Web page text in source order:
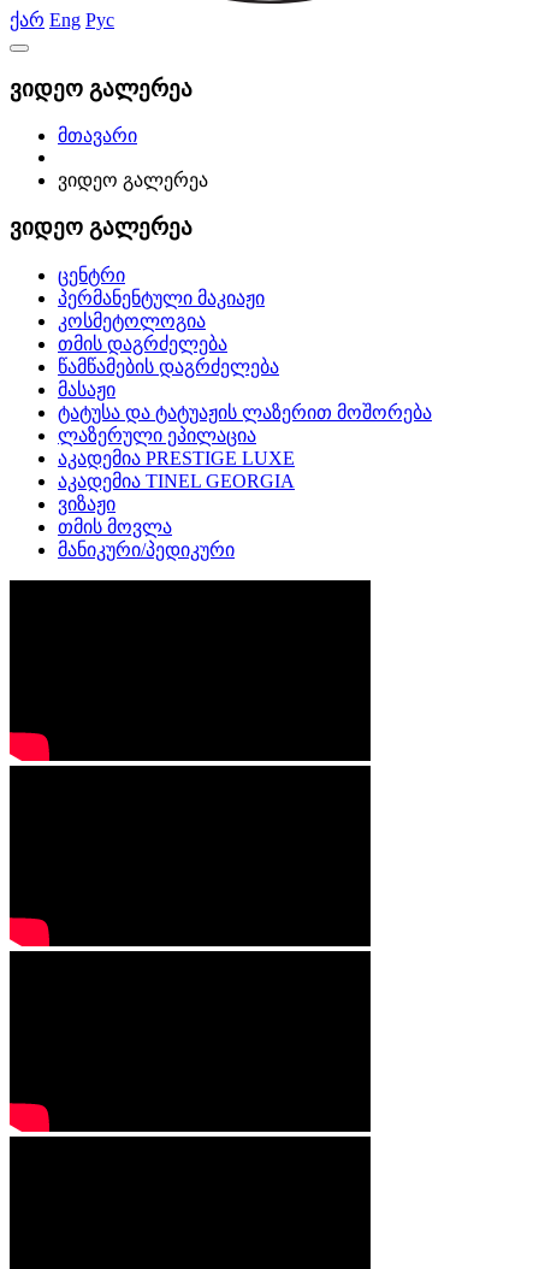
ქარ Eng Рус
ვიდეო გალერეა
მთავარი
ვიდეო გალერეა
ვიდეო გალერეა
ცენტრი
პერმანენტული მაკიაჟი
კოსმეტოლოგია
თმის დაგრძელება
წამწამების დაგრძელება
მასაჟი
ტატუსა და ტატუაჟის ლაზერით მოშორება
ლაზერული ეპილაცია
აკადემია PRESTIGE LUXE
აკადემია TINEL GEORGIA
ვიზაჟი
თმის მოვლა
მანიკური/პედიკური